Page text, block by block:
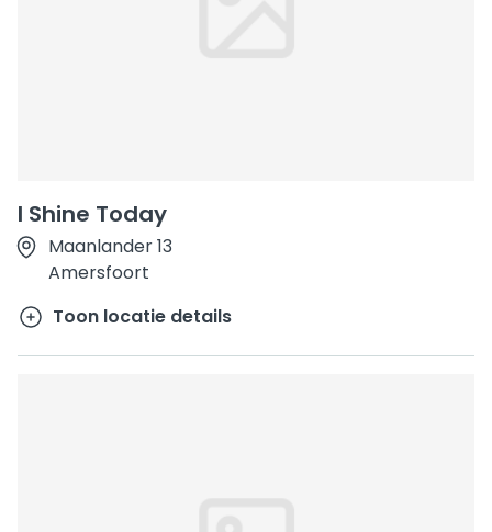
I Shine Today
Maanlander 13
Amersfoort
Toon locatie details